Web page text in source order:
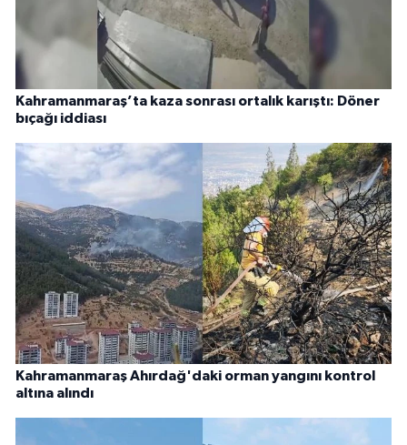
Kahramanmaraş’ta kaza sonrası ortalık karıştı: Döner
bıçağı iddiası
Kahramanmaraş Ahırdağ'daki orman yangını kontrol
altına alındı